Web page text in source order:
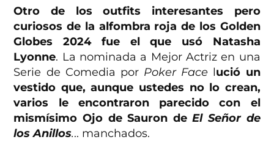
Otro de los outfits interesantes pero
curiosos de la alfombra roja de los Golden
Globes 2024 fue el que usó Natasha
Lyonne. La nominada a Mejor Actriz en una
Serie de Comedia por Poker Face lució un
vestido que, aunque ustedes no lo crean,
varios le encontraron parecido con el
mismísimo Ojo de Sauron deEl Señor de
los Anillos... manchados.